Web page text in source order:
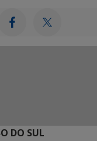
DO SUL